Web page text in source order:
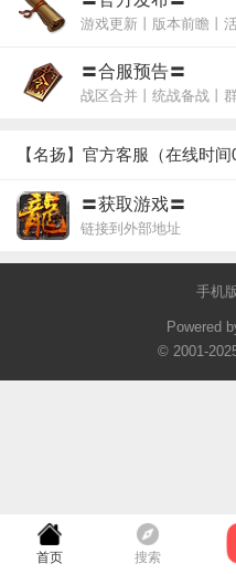
游戏更新丨版本前瞻丨
〓合服预告〓
战区合并丨统战备战丨
【名扬】官方客服（在线时间
〓获取游戏〓
链接到外部地址
手机
Powered
© 2001-
首页 搜索